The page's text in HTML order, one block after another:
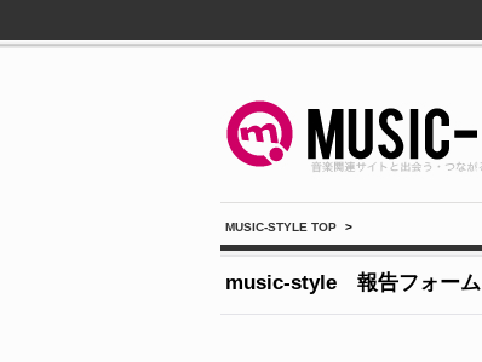
MUSIC-STYLE TOP >
music-style 報告フォーム